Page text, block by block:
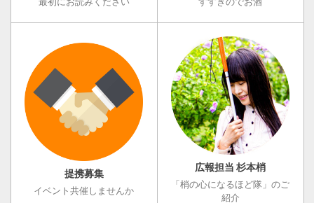
提携募集
イベント共催しませんか
広報担当 杉本梢
「梢の心になるほど隊」のご
紹介